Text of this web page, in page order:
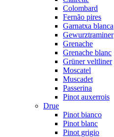
Colombard
Fernão pires
Garnatxa blanca
Gewurztraminer
Grenache
Grenache blanc
Grüner veltliner
Moscatel
Muscadet
Passerina
Pinot auxerrois
Drue
Pinot bianco
Pinot blanc
Pinot grigio